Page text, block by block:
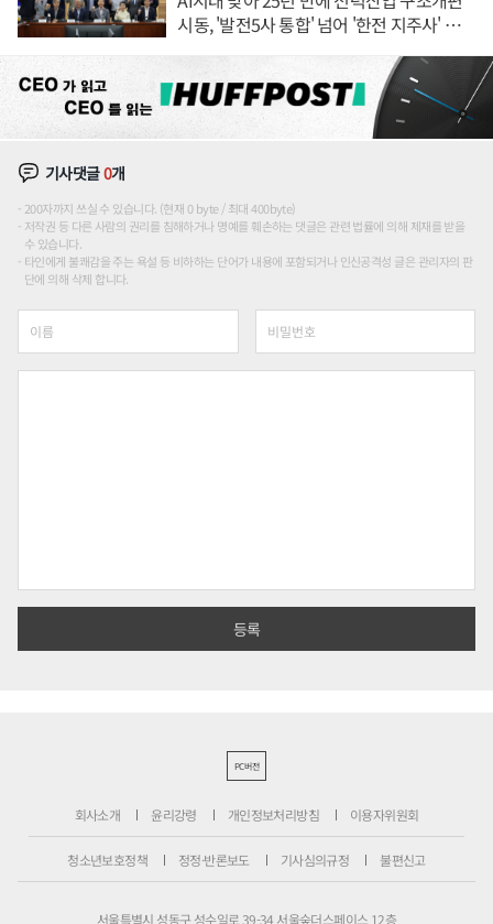
시동, '발전5사 통합' 넘어 '한전 지주사' 재편
기사댓글0개
200자까지 쓰실 수 있습니다. (현재 0 byte / 최대 400byte)
저작권 등 다른 사람의 권리를 침해하거나 명예를 훼손하는 댓글은 관련 법률에 의해 제재를 받을
수 있습니다.
타인에게 불쾌감을 주는 욕설 등 비하하는 단어가 내용에 포함되거나 인신공격성 글은 관리자의 판
단에 의해 삭제 합니다.
PC버전
회사소개 윤리강령 개인정보처리방침 이용자위원회
청소년보호정책 정정·반론보도 기사심의규정 불편신고
서울특별시 성동구 성수일로 39-34 서울숲더스페이스 12층